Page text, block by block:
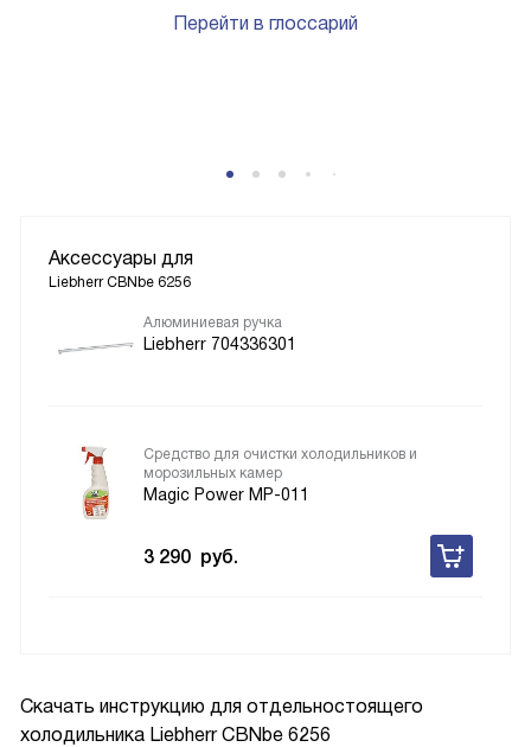
Скачать инструкцию для отдельностоящего
холодильника Liebherr CBNbe 6256
Перейти в глоссарий
Аксессуары для
Liebherr CBNbe 6256
Алюминиевая ручка
Liebherr 704336301
Средство для очистки холодильников и
морозильных камер
Magic Power MP-011
3 290 руб.